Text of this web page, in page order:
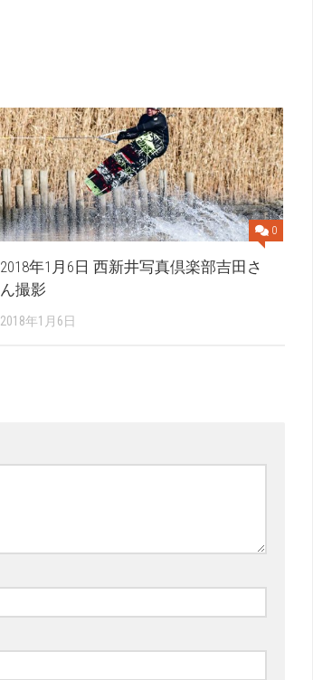
0
2018年1月6日 西新井写真倶楽部吉田さ
ん撮影
2018年1月6日